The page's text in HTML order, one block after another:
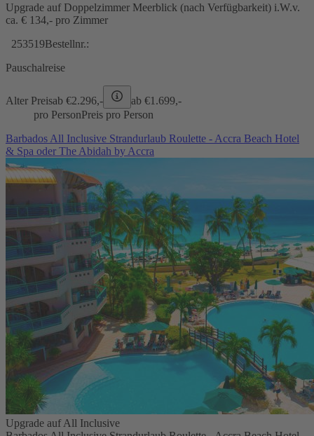
Upgrade auf Doppelzimmer Meerblick (nach Verfügbarkeit) i.W.v.
ca. € 134,- pro Zimmer
253519Bestellnr.:
Pauschalreise
Alter Preisab €2.296,- ab €1.699,-
pro PersonPreis pro Person
Barbados All Inclusive Strandurlaub Roulette - Accra Beach Hotel
& Spa oder The Abidah by Accra
Upgrade auf All Inclusive